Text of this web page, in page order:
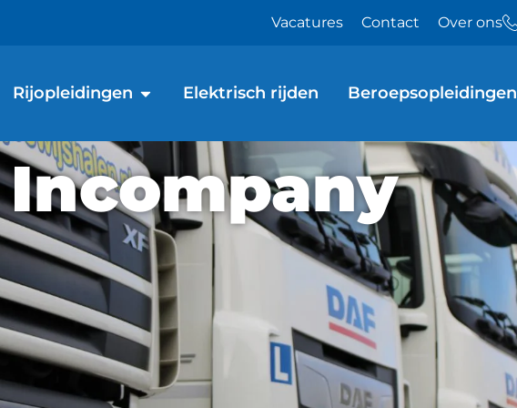
Vacatures Contact Over ons
Rijopleidingen Elektrisch rijden Beroepsopleidingen
Incompany